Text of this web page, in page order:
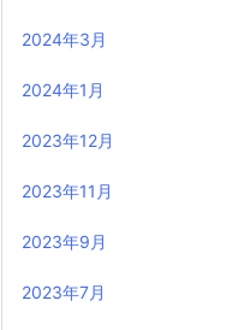
2024年3月
2024年1月
2023年12月
2023年11月
2023年9月
2023年7月